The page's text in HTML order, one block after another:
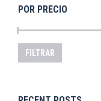
POR PRECIO
FILTRAR